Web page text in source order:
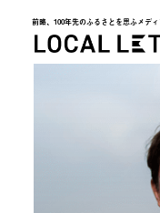
前略、100年先のふるさとを思ふメディ
LOCAL LETTER